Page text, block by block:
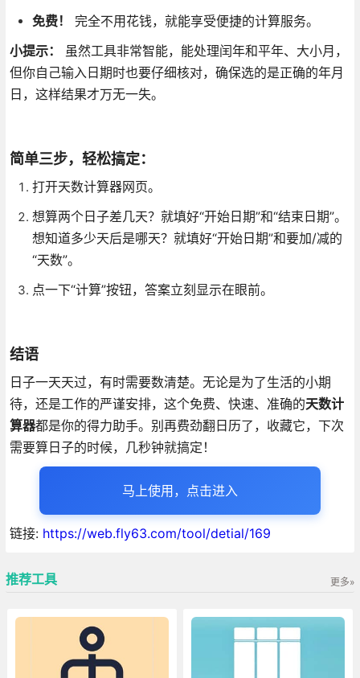
免费！
完全不用花钱，就能享受便捷的计算服务。
小提示：
虽然工具非常智能，能处理闰年和平年、大小月，
但你自己输入日期时也要仔细核对，确保选的是正确的年月
日，这样结果才万无一失。
简单三步，轻松搞定：
打开天数计算器网页。
想算两个日子差几天？就填好“开始日期”和“结束日期”。
想知道多少天后是哪天？就填好“开始日期”和要加/减的
“天数”。
点一下“计算”按钮，答案立刻显示在眼前。
结语
日子一天天过，有时需要数清楚。无论是为了生活的小期
待，还是工作的严谨安排，这个免费、快速、准确的天数计
算器都是你的得力助手。别再费劲翻日历了，收藏它，下次
需要算日子的时候，几秒钟就搞定！
马上使用，点击进入
链接: https://web.fly63.com/tool/detial/169
推荐工具 更多»